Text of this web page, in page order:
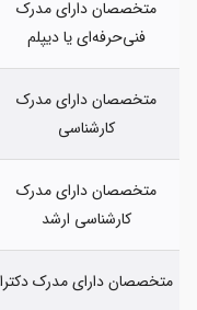
متخصصان دارای مدرک
فنی‌حرفه‌ای یا دیپلم
متخصصان دارای مدرک
کارشناسی
متخصصان دارای مدرک
کارشناسی ارشد
متخصصان دارای مدرک دکترا